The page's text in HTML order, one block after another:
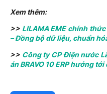
Xem thêm:
>> LILAMA EME chính thức
– Đồng bộ dữ liệu, chuẩn
>> Công ty CP Điện nước
án BRAVO 10 ERP hướng